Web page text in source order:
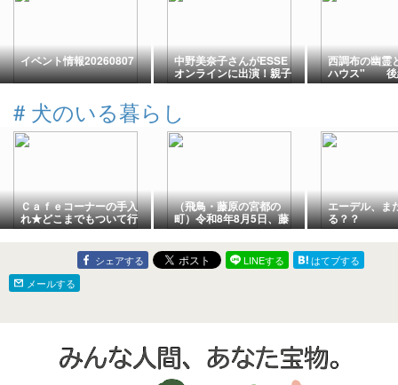
イベント情報20260807 中野美奈子さんがESSE
オンラインに出演！親子
で学ぶ「暮らしを支える
西調布の幽霊
ハウス" 後
# 犬のいる暮らし
Ｃａｆｅコーナーの手入
れ★どこまでもついて行
きます
（飛鳥・藤原の宮都の
町）令和8年8月5日、藤
原宮跡の蓮だより（花か
ら花托へと移り変わる美
しい季節）
エーデル、ま
る？？
シェアする LINEする
はてブする
メールする